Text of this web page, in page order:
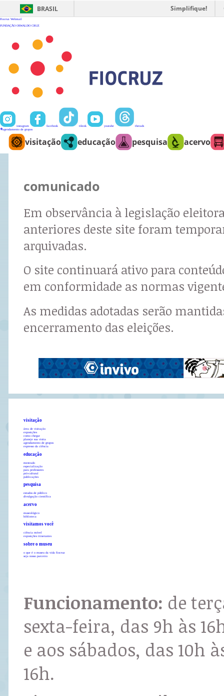
BRASIL Simplifique!
Fiocruz Webmail
FUNDAÇÃO OSWALDO CRUZ
instagram facebook tiktok youtube
threads
agendamento de grupos
visitação educação pesquisa acervo
comunicado
Em observância à legislação
anteriores deste site foram
arquivadas.
O site continuará ativo para
em conformidade as normas
As medidas adotadas serão
encerramento das eleições.
visitação
área de visitação
exposições
como chegar
planeje sua visita
agendamento de grupos
expresso da ciência
educação
mestrado
especialização
para professores
pró-cultural
publicações
pesquisa
estudos de público
divulgação científica
acervo
museológico
biblioteca
visitamos você
ciência móvel
exposições itinerantes
sobre o museu
o que é o museu da vida fiocruz
seja nosso parceiro
Funcionamento: de
sexta-feira, das 9h às
e aos sábados, das 10h
16h.